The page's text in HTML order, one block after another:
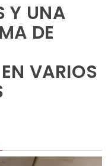
Y UNA
DE
VARIOS